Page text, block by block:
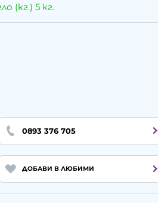
(кг.) 5 кг.
0893 376 705
ДОБАВИ В ЛЮБИМИ